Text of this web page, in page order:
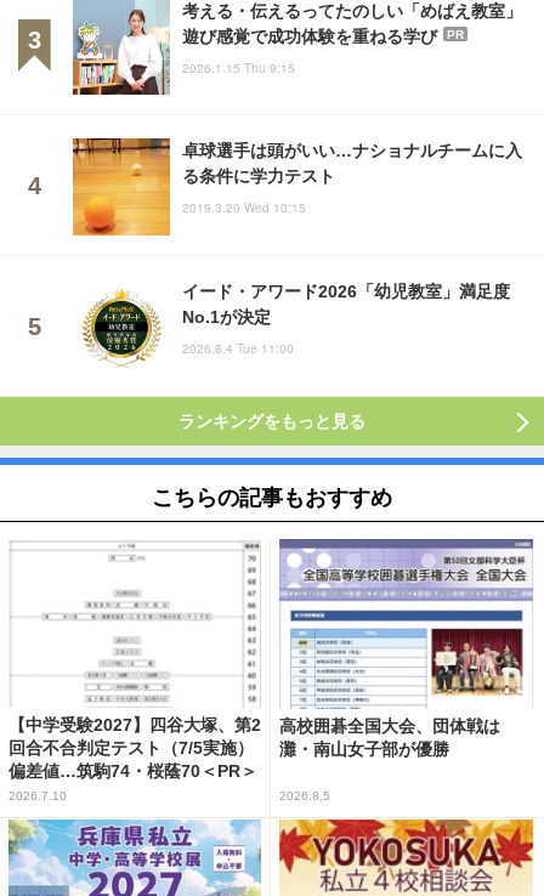
考える・伝えるってたのしい「めばえ教室」
遊び感覚で成功体験を重ねる学び
PR
2026.1.15 Thu 9:15
卓球選手は頭がいい…ナショナルチームに入
る条件に学力テスト
2019.3.20 Wed 10:15
イード・アワード2026「幼児教室」満足度
No.1が決定
2026.8.4 Tue 11:00
ランキングをもっと見る
こちらの記事もおすすめ
【中学受験2027】四谷大塚、第2
回合不合判定テスト（7/5実施）
偏差値…筑駒74・桜蔭70＜PR＞
2026.7.10
高校囲碁全国大会、団体戦は
灘・南山女子部が優勝
2026.8.5